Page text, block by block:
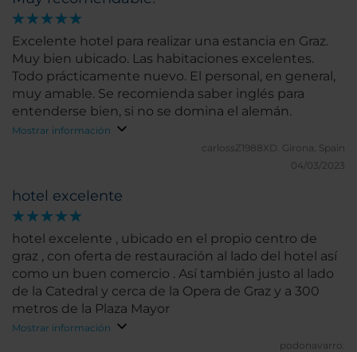
Excelente hotel para realizar una estancia en Graz.
Muy bien ubicado. Las habitaciones excelentes.
Todo prácticamente nuevo. El personal, en general,
muy amable. Se recomienda saber inglés para
entenderse bien, si no se domina el alemán.
Mostrar información
carlossZ1988XD. Girona, Spain
04/03/2023
hotel excelente
hotel excelente , ubicado en el propio centro de
graz , con oferta de restauración al lado del hotel así
como un buen comercio . Así también justo al lado
de la Catedral y cerca de la Opera de Graz y a 300
metros de la Plaza Mayor
Mostrar información
podonavarro.